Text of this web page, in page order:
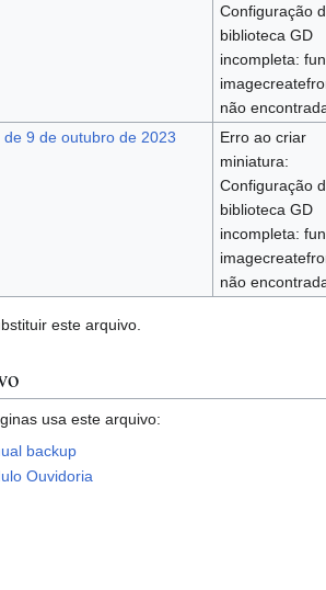
Configuração
biblioteca GD
incompleta:
não
de 9 de outubro de 2023
Erro ao criar
miniatura:
Configuração
biblioteca GD
incompleta:
não
este arquivo.
usa este arquivo:
backup
Ouvidoria